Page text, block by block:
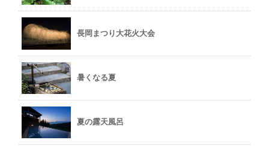
長岡まつり大花火大会
暑くなる夏
夏の露天風呂